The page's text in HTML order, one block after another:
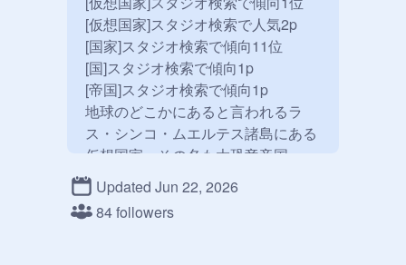
[仮想国家]スタジオ検索で人気2p
[国家]スタジオ検索で傾向11位
[国]スタジオ検索で傾向1p
[帝国]スタジオ検索で傾向1p
地球のどこかにあると言われるラ
ス・シンコ・ムエルテス諸島にある
仮想国家、その名も大恐竜帝国。
世界で初めて古生物の復元に成功し
た国家、ジュラシック合衆国が戦乱
で滅びた跡地にあり、放棄されてい
Updated Jun 22, 2026
84 followers